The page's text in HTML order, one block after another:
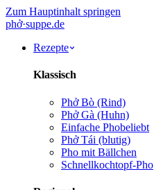
Zum Hauptinhalt springen
phở·suppe.de
Rezepte
Klassisch
Phở Bò (Rind)
Phở Gà (Huhn)
Einfache Phobeliebt
Phở Tái (blutig)
Pho mit Bällchen
Schnellkochtopf-Pho